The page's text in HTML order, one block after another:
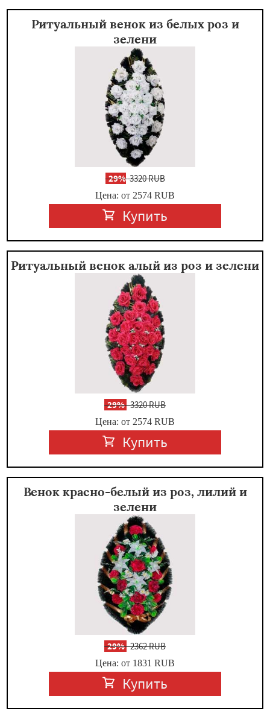
Ритуальный венок из белых роз и
зелени
-29%3320 RUB
Цена: от 2574 RUB
Купить
Ритуальный венок алый из роз и зелени
-29%3320 RUB
Цена: от 2574 RUB
Купить
Венок красно-белый из роз, лилий и
зелени
-29%2362 RUB
Цена: от 1831 RUB
Купить